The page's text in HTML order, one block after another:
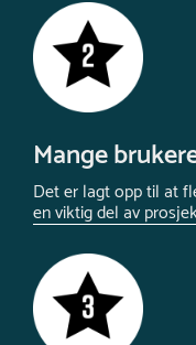
Mange
Det er lagt opp til at
en viktig del av